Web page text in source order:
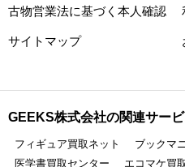
古物営業法に基づく本人確認
サイトマップ
GEEKS株式会社の関連サー
フィギュア買取ネット ブックマ
医学書買取センター
エコマケ買